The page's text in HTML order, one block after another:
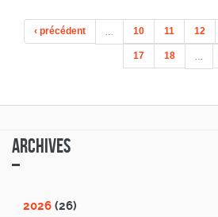
‹ précédent … 10 11 12
17 18 …
Archives
2026 (26)